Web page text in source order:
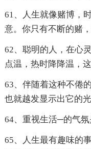
61、人生就像赌博，
意。你只有不断的赌
62、聪明的人，在心
点温，热时降降温，
63、伴随着这种不倦
也就越发显示出它的光
64、重视生活─的气氛
65、人生最有趣味的